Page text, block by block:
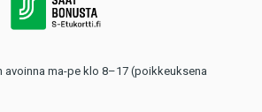
avoinna ma-pe klo 8–17 (poikkeuksena